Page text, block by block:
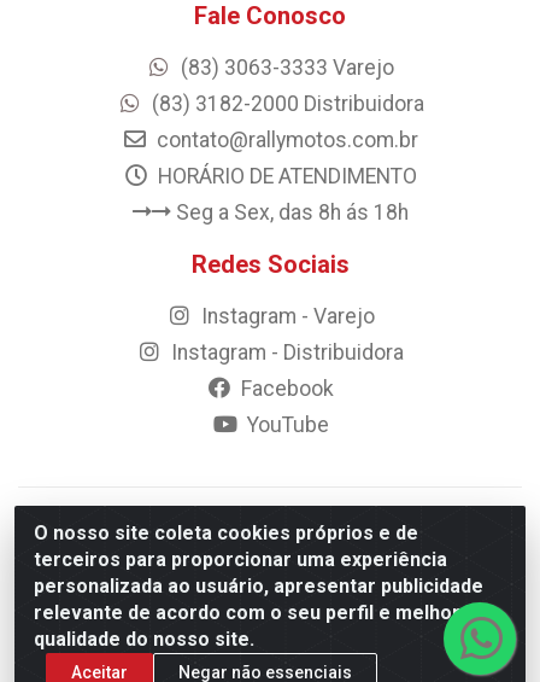
O nosso site coleta cookies próprios e de
terceiros para proporcionar uma experiência
personalizada ao usuário, apresentar publicidade
relevante de acordo com o seu perfil e melhorar a
qualidade do nosso site.
Aceitar Negar não essenciais
Fale Conosco
(83) 3063-3333 Varejo
(83) 3182-2000 Distribuidora
contato@rallymotos.com.br
HORÁRIO DE ATENDIMENTO
Seg a Sex, das 8h ás 18h
Redes Sociais
Instagram - Varejo
Instagram - Distribuidora
Facebook
YouTube
© 2023 Rally Motos - todos os direitos reservados.
Razão Social: Rally motos distribuidora, importadora e
transportadora de peças LTDA - CNPJ 09.262.859/0001-43 -
Rua Vigário Calixto 2900 - Catolé, Campina Grande/PB